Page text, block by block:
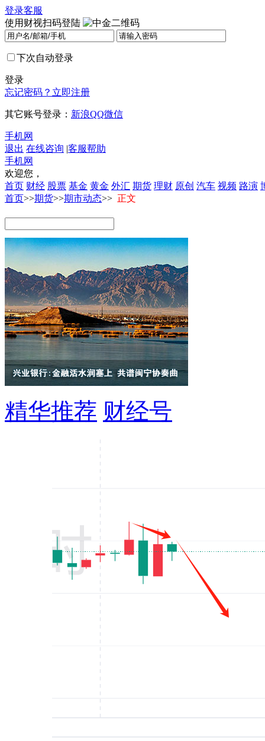
登录客服
使用财视扫码登陆
下次自动登录
登录
忘记密码？ 立即注册
其它账号登录： 新浪QQ微信
手机网
退出 在线咨询 |客服帮助
手机网
欢迎您，
首页 财经 股票 基金 黄金 外汇 期货 理财 原创 汽车 视频 路演
首页>>期货>>期市动态>> 正文
精华推荐 财经号